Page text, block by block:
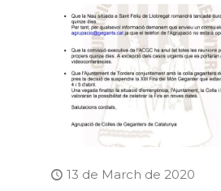
13 de March de 2020